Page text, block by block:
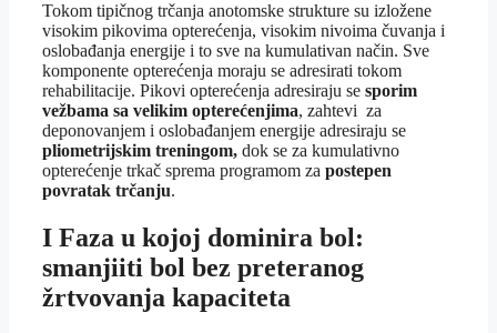
Tokom tipičnog trčanja anotomske strukture su izložene
visokim pikovima opterećenja, visokim nivoima čuvanja i
oslobađanja energije i to sve na kumulativan način. Sve
komponente opterećenja moraju se adresirati tokom
rehabilitacije. Pikovi opterećenja adresiraju se sporim
vežbama sa velikim opterećenjima, zahtevi za
deponovanjem i oslobađanjem energije adresiraju se
pliometrijskim treningom, dok se za kumulativno
opterećenje trkač sprema programom za postepen
povratak trčanju.
I Faza u kojoj dominira bol:
smanjiiti bol bez preteranog
žrtvovanja kapaciteta